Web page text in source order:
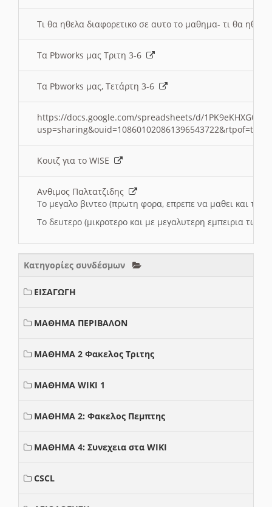
Τι θα ηθελα διαφορετικο σε αυτο το μαθημα- τι θα
Τα Pbworks μας Τριτη 3-6
Τα Pbworks μας, Τετάρτη 3-6
https://docs.google.com/spreadsheets/d/
Κουιζ για το WISE
Ανθιμος Παλτατζιδης
Το μεγαλο βιντεο (πρωτη φορα, επρεπε να μαθει και το
Το δευτερο (μικροτερο και με μεγαλυτερη εμπειρια
Κατηγορίες συνδέσμων
ΕΙΣΑΓΩΓΗ
ΜΑΘΗΜΑ ΠΕΡΙΒΑΛΟΝ
ΜΑΘΗΜΑ 2 Φακελος Τριτης
ΜΑΘΗΜΑ WIKI 1
ΜΑΘΗΜΑ 2: Φακελος Πεμπτης
ΜΑΘΗΜΑ 4: Συνεχεια στα WIKI
CSCL